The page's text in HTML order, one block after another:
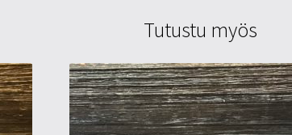
Tutustu myös